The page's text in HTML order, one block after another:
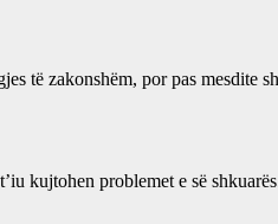
të zakonshëm, por pas mesdite
kujtohen problemet e së